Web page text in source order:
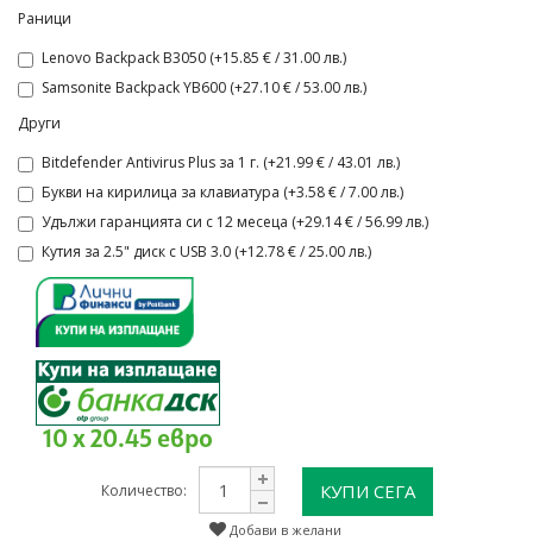
Раници
Lenovo Backpack B3050 (+15.85 € / 31.00 лв.)
Samsonite Backpack YB600 (+27.10 € / 53.00 лв.)
Други
Bitdefender Antivirus Plus за 1 г. (+21.99 € / 43.01 лв.)
Букви на кирилица за клавиатура (+3.58 € / 7.00 лв.)
Удължи гаранцията си с 12 месеца (+29.14 € / 56.99 лв.)
Кутия за 2.5" диск с USB 3.0 (+12.78 € / 25.00 лв.)
10 x 20.45 евро
Количество: КУПИ СЕГА
Добави в желани